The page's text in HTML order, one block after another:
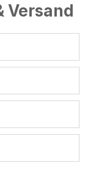
Versand